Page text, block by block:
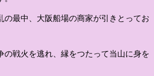
最中、大阪船場の商家が引きとってお
の戦火を逃れ、縁をつたって当山に身を